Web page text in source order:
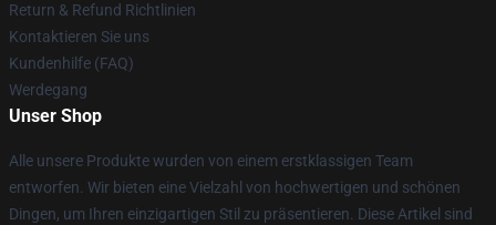
Return & Refund Richtlinien
Kontaktieren Sie uns
Kundenhilfe (FAQ)
Werdegang
Unser Shop
Alle unsere Produkte wurden von einem erstklassigen Team
entworfen. Wir bieten eine Vielzahl von hochwertigen und schönen
Dingen, um Ihren einzigartigen Stil zu präsentieren. Diese Artikel sind